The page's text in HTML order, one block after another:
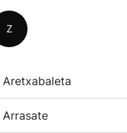
Z
Aretxabaleta
Arrasate